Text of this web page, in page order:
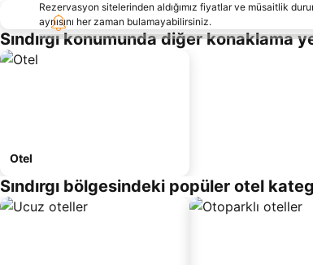
Rezervasyon sitelerinden aldığımız fiyatlar ve müsaitlik
aynısını her zaman bulamayabilirsiniz.
Sındırgı konumunda diğer konaklama
Otel
Sındırgı bölgesindeki popüler otel